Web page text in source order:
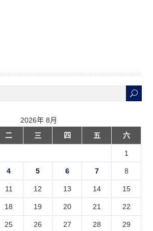
2026年 8月
二 三 四 五 六
1
4 5 6 7 8
11 12 13 14 15
18 19 20 21 22
25 26 27 28 29